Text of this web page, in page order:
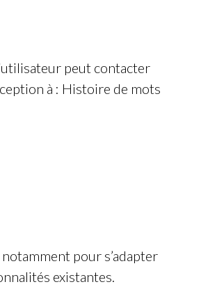
peut contacter
à : Histoire de mots
pour s’adapter
existantes.